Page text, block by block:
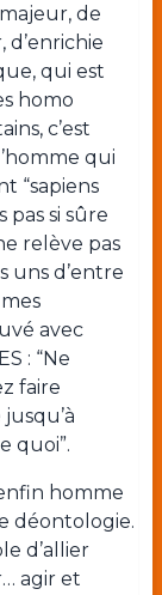
majeur, de
d’enrichie
qui est
homo
c’est
qui
“sapiens
pas si sûre
relève pas
uns d’entre
avec
: “Ne
faire
quoi”.
homme
déontologie.
d’allier
agir et